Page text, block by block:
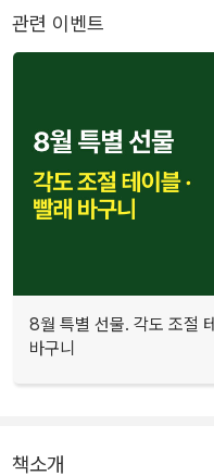
관련 이벤트
8월 특별 선물. 각도 조절
바구니
책소개